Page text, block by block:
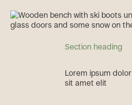
Section heading
Lorem ipsum dolor
sit amet elit